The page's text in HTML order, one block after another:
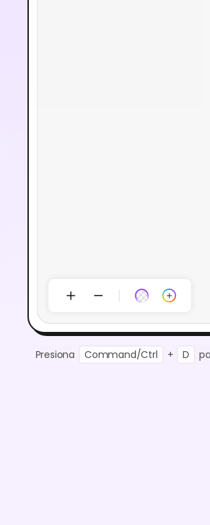
Presiona Command/Ctrl + D